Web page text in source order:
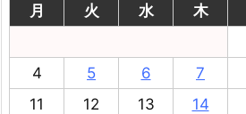
月
火 水 木
4
5 6 7
11
12 13 14